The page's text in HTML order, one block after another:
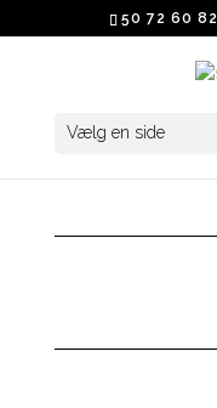
50 72 60 82
Vælg en side